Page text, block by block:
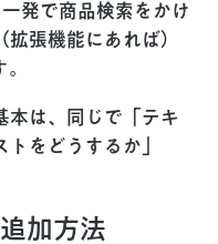
発で商品検索をかけ
張機能にあれば）
本は、同じで「テキ
をどうするか」
加方法